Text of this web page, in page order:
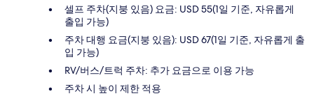
셀프 주차(지붕 있음) 요금: USD 55(1일 기준, 자유롭게
출입 가능)
주차 대행 요금(지붕 있음): USD 67(1일 기준, 자유롭게 출
입 가능)
RV/버스/트럭 주차: 추가 요금으로 이용 가능
주차 시 높이 제한 적용